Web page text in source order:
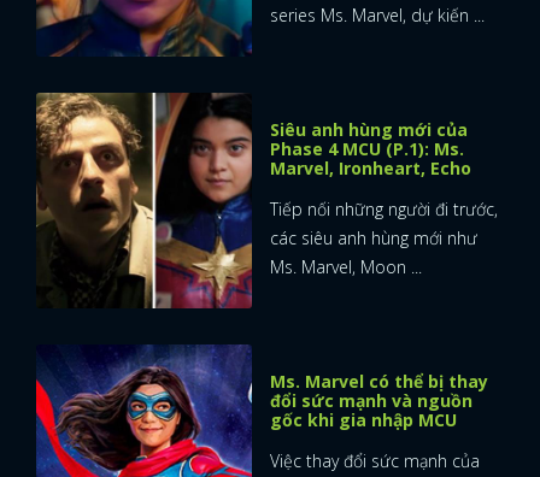
series Ms. Marvel, dự kiến ...
Siêu anh hùng mới của
Phase 4 MCU (P.1): Ms.
Marvel, Ironheart, Echo
Tiếp nối những người đi trước,
các siêu anh hùng mới như
Ms. Marvel, Moon ...
Ms. Marvel có thể bị thay
đổi sức mạnh và nguồn
gốc khi gia nhập MCU
Việc thay đổi sức mạnh của